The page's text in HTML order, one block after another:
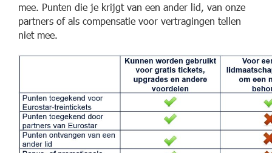
mee. Punten die je krijgt van een ander lid, van onze
partners of als compensatie voor vertragingen tellen
niet mee.